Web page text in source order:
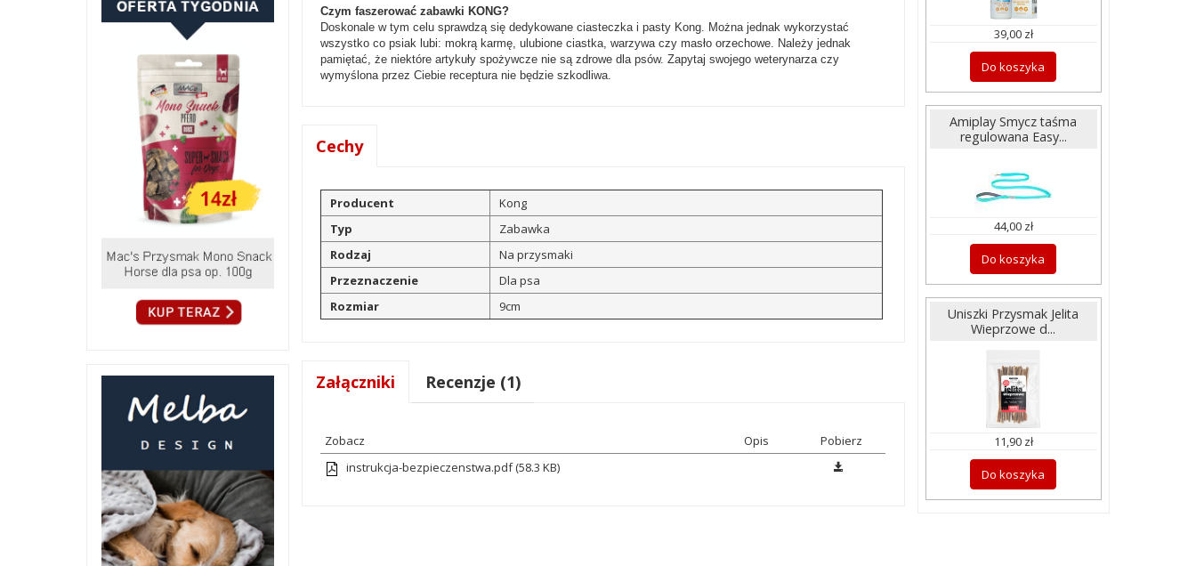
Czym faszerować zabawki KONG?
Doskonale w tym celu sprawdzą się dedykowane ciasteczka i pasty Kong. Można jednak wykorzystać
wszystko co psiak lubi: mokrą karmę, ulubione ciastka, warzywa czy masło orzechowe. Należy jednak
pamiętać, że niektóre artykuły spożywcze nie są zdrowe dla psów. Zapytaj swojego weterynarza czy
wymyślona przez Ciebie receptura nie będzie szkodliwa.
Cechy
Producent
Kong
Typ
Zabawka
Rodzaj
Na przysmaki
Przeznaczenie
Dla psa
Rozmiar
9cm
Załączniki Recenzje (1)
Zobacz Opis
Pobierz
instrukcja-bezpieczenstwa.pdf (58.3 KB)
39,00 zł
Do koszyka
Amiplay Smycz taśma
regulowana Easy...
44,00 zł
Do koszyka
Uniszki Przysmak Jelita
Wieprzowe d...
11,90 zł
Do koszyka